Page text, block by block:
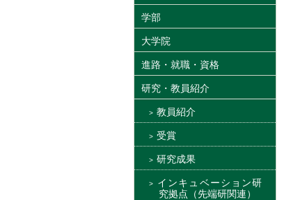
学部
大学院
進路・就職・資格
研究・教員紹介
教員紹介
受賞
研究成果
インキュベーション研
究拠点（先端研関連）